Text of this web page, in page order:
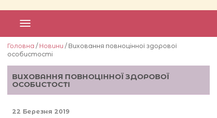
Головна / Новини / Виховання повноцінної здорової
особистості
ВИХОВАННЯ ПОВНОЦІННОЇ ЗДОРОВОЇ
ОСОБИСТОСТІ
22 Березня 2019